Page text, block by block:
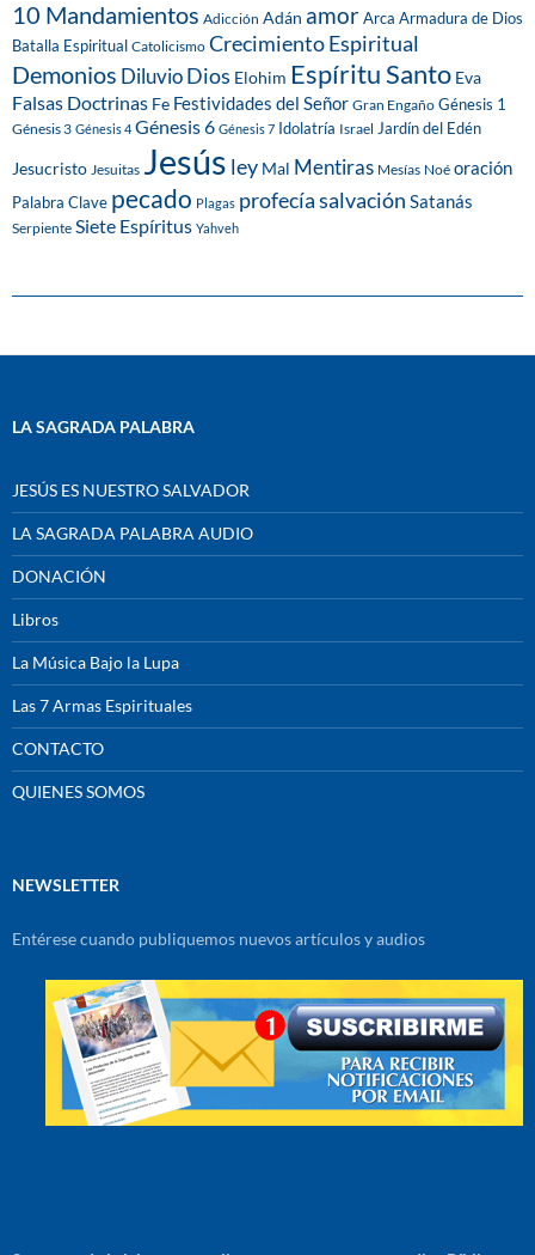
10 Mandamientos Adicción Adán amorArca Armadura de Dios
Batalla Espiritual Catolicismo Crecimiento Espiritual
Demonios DiluvioDios Elohim Espíritu Santo Eva
Falsas Doctrinas Fe Festividades del Señor Gran Engaño Génesis 1
Génesis 3 Génesis 4 Génesis 6 Génesis 7 Idolatría Israel Jardín del Edén
Jesucristo Jesuitas Jesús ley Mal Mentiras Mesías Noé oración
Palabra Clave pecado Plagas profecíasalvación Satanás
Serpiente Siete Espíritus Yahveh
LA SAGRADA PALABRA
JESÚS ES NUESTRO SALVADOR
LA SAGRADA PALABRA AUDIO
DONACIÓN
Libros
La Música Bajo la Lupa
Las 7 Armas Espirituales
CONTACTO
QUIENES SOMOS
NEWSLETTER
Entérese cuando publiquemos nuevos artículos y audios